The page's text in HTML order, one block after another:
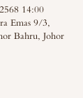
14:00
Emas 9/3,
Bahru, Johor